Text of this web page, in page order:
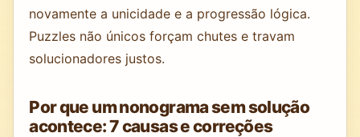
novamente a unicidade e a progressão lógica.
Puzzles não únicos forçam chutes e travam
solucionadores justos.
Por que um nonograma sem solução
acontece: 7 causas e correções